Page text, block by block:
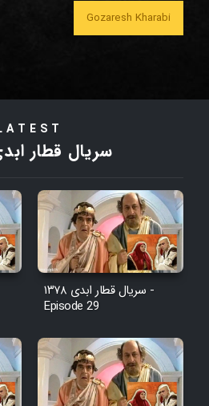
Kheily Bozorg
Dust Daram
Marg
Aftabi
Gozaresh Kharabi
سریال قطار ابدی
سریال قطار ابدی ۱۳۷۸ -
Episode 29